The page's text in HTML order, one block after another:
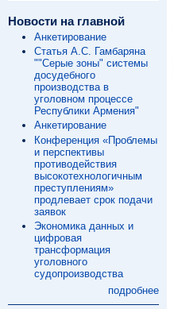
Новости на главной
Анкетирование
Статья А.С. Гамбаряна
""Серые зоны" системы
досудебного
производства в
уголовном процессе
Республики Армения"
Анкетирование
Конференция «Проблемы
и перспективы
противодействия
высокотехнологичным
преступлениям»
продлевает срок подачи
заявок
Экономика данных и
цифровая
трансформация
уголовного
судопроизводства
подробнее